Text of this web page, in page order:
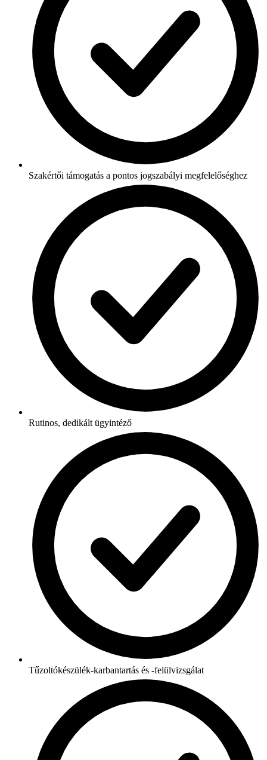
Szakértői támogatás a pontos jogszabályi megfelelőséghez
Rutinos, dedikált ügyintéző
Tűzoltókészülék-karbantartás és -felülvizsgálat